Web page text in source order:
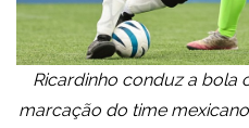
Ricardinho conduz a bola
marcação do time